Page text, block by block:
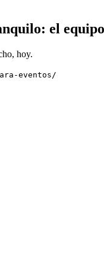
el
hoy.
eventos/